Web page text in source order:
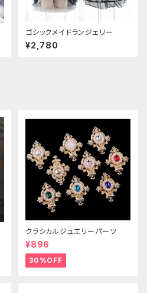
ゴシックメイドランジェリー
¥2,780
クラシカルジュエリーパーツ
¥896
30%OFF